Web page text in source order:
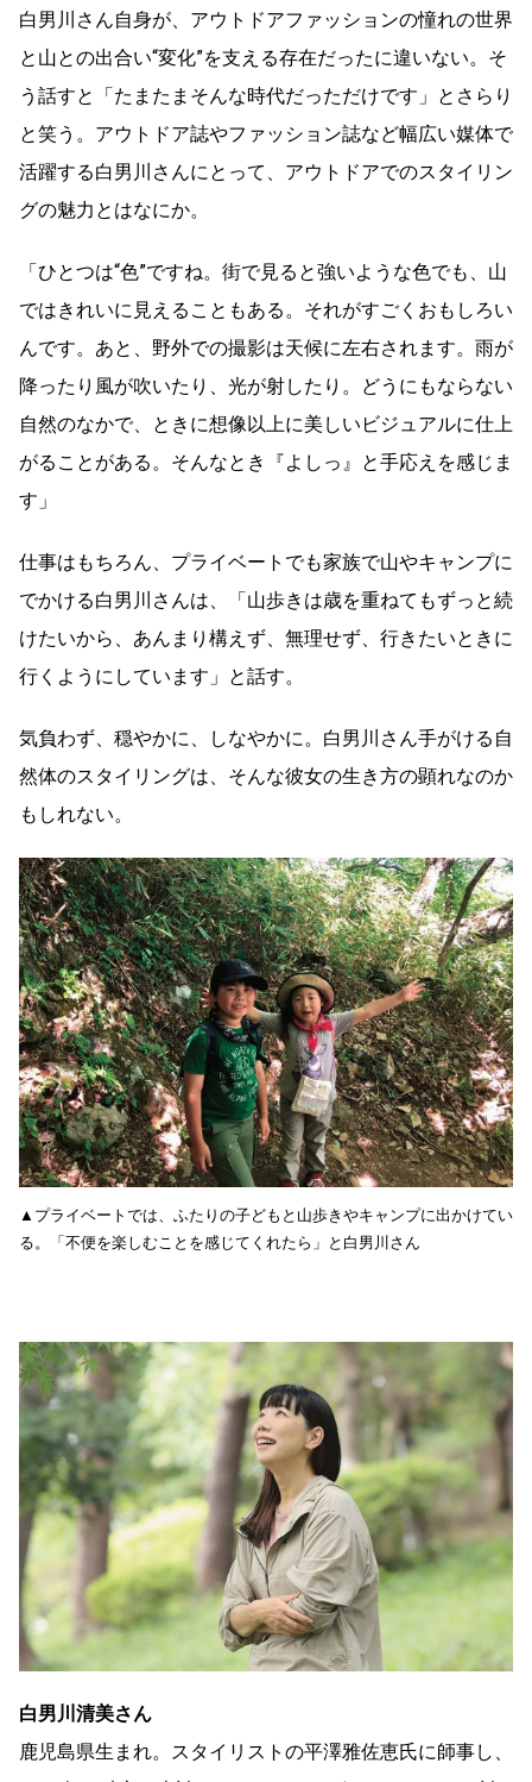
白男川さん自身が、アウトドアファッションの憧れの世界
と山との出合い“変化”を支える存在だったに違いない。そ
う話すと「たまたまそんな時代だっただけです」とさらり
と笑う。アウトドア誌やファッション誌など幅広い媒体で
活躍する白男川さんにとって、アウトドアでのスタイリン
グの魅力とはなにか。
「ひとつは“色”ですね。街で見ると強いような色でも、山
ではきれいに見えることもある。それがすごくおもしろい
んです。あと、野外での撮影は天候に左右されます。雨が
降ったり風が吹いたり、光が射したり。どうにもならない
自然のなかで、ときに想像以上に美しいビジュアルに仕上
がることがある。そんなとき『よしっ』と手応えを感じま
す」
仕事はもちろん、プライベートでも家族で山やキャンプに
でかける白男川さんは、「山歩きは歳を重ねてもずっと続
けたいから、あんまり構えず、無理せず、行きたいときに
行くようにしています」と話す。
気負わず、穏やかに、しなやかに。白男川さん手がける自
然体のスタイリングは、そんな彼女の生き方の顕れなのか
もしれない。
▲プライベートでは、ふたりの子どもと山歩きやキャンプに出かけてい
る。「不便を楽しむことを感じてくれたら」と白男川さん
白男川清美さん
鹿児島県生まれ。スタイリストの平澤雅佐恵氏に師事し、